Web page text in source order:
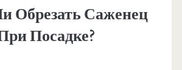
Обрезать Саженец
Посадке?